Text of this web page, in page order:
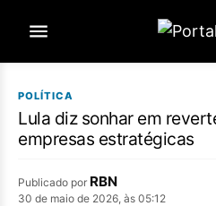
POLÍTICA
Lula diz sonhar em
empresas estratégicas
Publicado por RBN
30 de maio de 2026, às 05:12